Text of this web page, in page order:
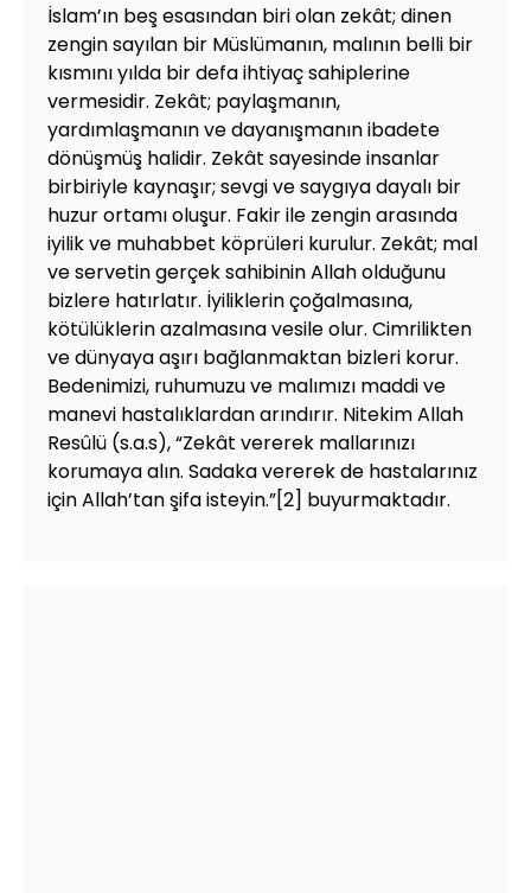
İslam’ın beş esasından biri olan zekât; dinen
zengin sayılan bir Müslümanın, malının belli bir
kısmını yılda bir defa ihtiyaç sahiplerine
vermesidir. Zekât; paylaşmanın,
yardımlaşmanın ve dayanışmanın ibadete
dönüşmüş halidir. Zekât sayesinde insanlar
birbiriyle kaynaşır; sevgi ve saygıya dayalı bir
huzur ortamı oluşur. Fakir ile zengin arasında
iyilik ve muhabbet köprüleri kurulur. Zekât; mal
ve servetin gerçek sahibinin Allah olduğunu
bizlere hatırlatır. İyiliklerin çoğalmasına,
kötülüklerin azalmasına vesile olur. Cimrilikten
ve dünyaya aşırı bağlanmaktan bizleri korur.
Bedenimizi, ruhumuzu ve malımızı maddi ve
manevi hastalıklardan arındırır. Nitekim Allah
Resûlü (s.a.s), “Zekât vererek mallarınızı
korumaya alın. Sadaka vererek de hastalarınız
için Allah’tan şifa isteyin.”[2] buyurmaktadır.